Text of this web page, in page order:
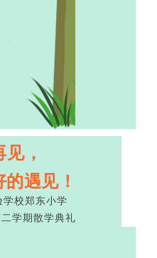
，
遇见！
学校郑东小学
学期散学典礼